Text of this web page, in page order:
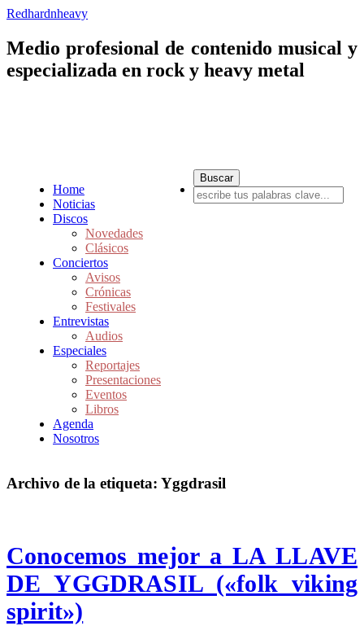
Redhardnheavy
Medio profesional de contenido musical y
especializada en rock y heavy metal
Home
Noticias
Discos
Novedades
Clásicos
Conciertos
Avisos
Crónicas
Festivales
Entrevistas
Audios
Especiales
Reportajes
Presentaciones
Eventos
Libros
Agenda
Nosotros
Archivo de la etiqueta: Yggdrasil
Conocemos mejor a LA LLAVE
DE YGGDRASIL («folk viking
spirit»)